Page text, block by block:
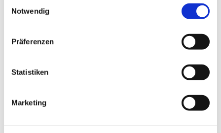
Notwendig
Präferenzen
Statistiken
Marketing
Dezember 2022
Juli 2022
Juni 2022